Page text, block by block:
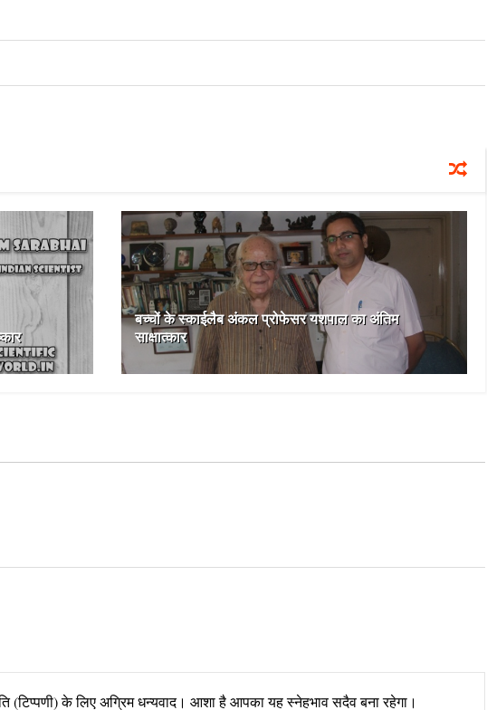
बच्चों के स्काईलैब अंकल प्रोफेसर यशपाल का अंतिम
साक्षात्कार
(टिप्पणी) के लिए अग्रिम धन्यवाद। आशा है आपका यह स्नेहभाव सदैव बना रहेगा।